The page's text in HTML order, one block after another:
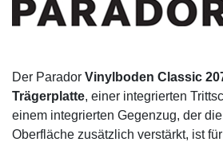
Der Parador Vinylboden Classic
Trägerplatte, einer integrierten
einem integrierten Gegenzug, der
Oberfläche zusätzlich verstärkt, ist